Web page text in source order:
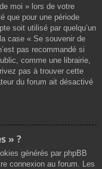
moi » lors de votre
que pour une période
soit utilisé par quelqu’un
case « Se souvenir de
pas recommandé si
comme une librairie,
pas à trouver cette
du forum ait désactivé
» ?
générés par phpBB
connexion au forum. Les